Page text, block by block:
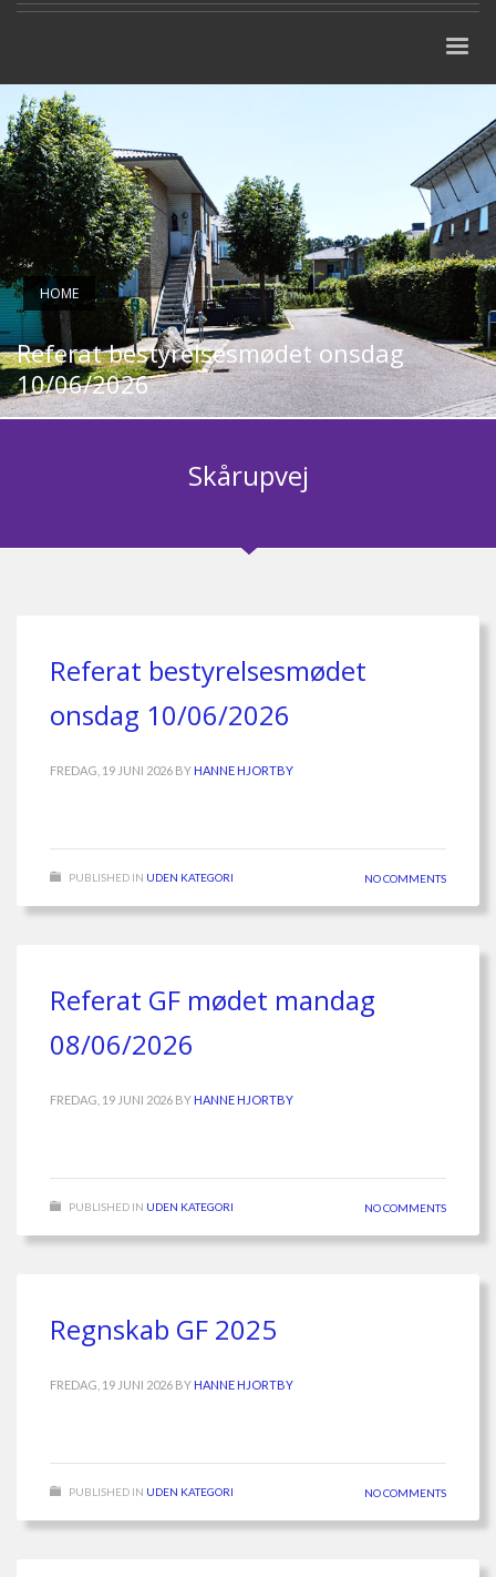
HOME
Referat bestyrelsesmødet onsdag
10/06/2026
Skårupvej
Referat bestyrelsesmødet
onsdag 10/06/2026
FREDAG, 19 JUNI 2026 BY HANNE HJORTBY
PUBLISHED IN UDEN KATEGORI NO COMMENTS
Referat GF mødet mandag
08/06/2026
FREDAG, 19 JUNI 2026 BY HANNE HJORTBY
PUBLISHED IN UDEN KATEGORI NO COMMENTS
Regnskab GF 2025
FREDAG, 19 JUNI 2026 BY HANNE HJORTBY
PUBLISHED IN UDEN KATEGORI NO COMMENTS